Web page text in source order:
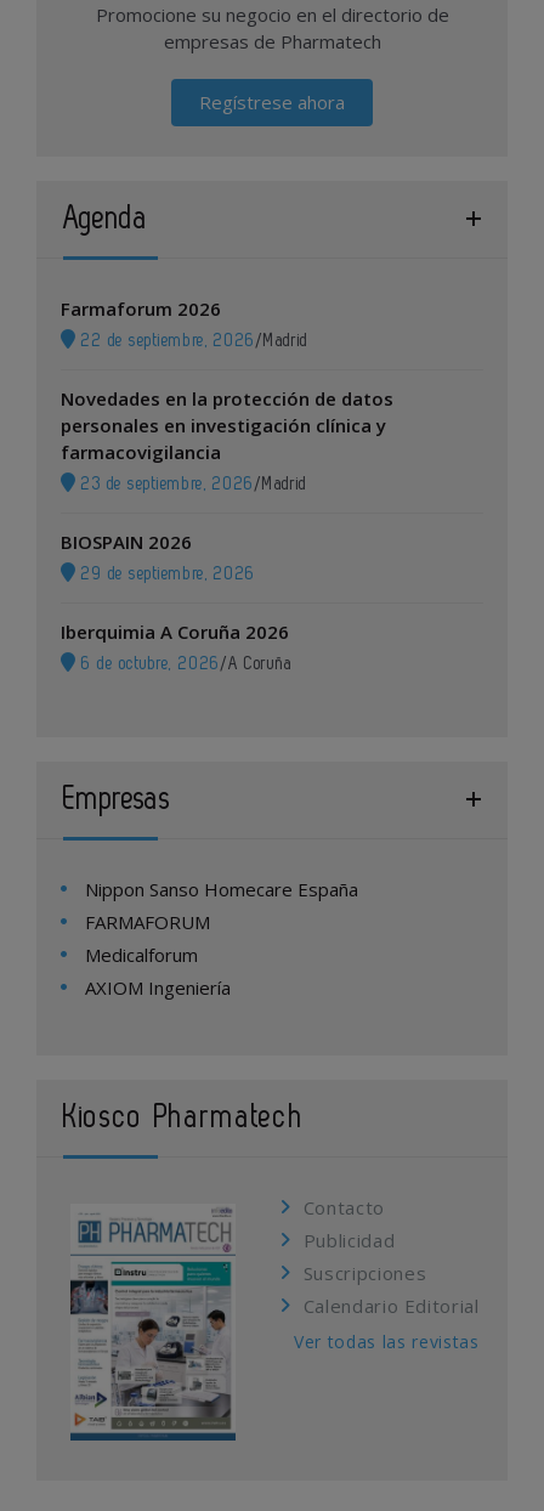
Promocione su negocio en el directorio de
empresas de Pharmatech
Regístrese ahora
Agenda
Farmaforum 2026
22 de septiembre, 2026 / Madrid
Novedades en la protección de datos
personales en investigación clínica y
farmacovigilancia
23 de septiembre, 2026 / Madrid
BIOSPAIN 2026
29 de septiembre, 2026
Iberquimia A Coruña 2026
6 de octubre, 2026 /A Coruña
Empresas
Nippon Sanso Homecare España
FARMAFORUM
Medicalforum
AXIOM Ingeniería
Kiosco Pharmatech
Contacto
Publicidad
Suscripciones
Calendario Editorial
Ver todas las revistas